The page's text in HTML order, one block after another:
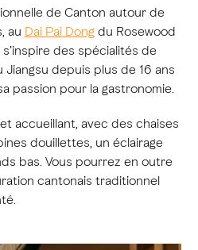
de Canton autour de
au Dai Pai Dongdu Rosewood
des spécialités de
depuis plus de 16 ans
passion pour la gastronomie.
accueillant, avec des chaises
douillettes, un éclairage
bas. Vous pourrez en outre
cantonais traditionnel